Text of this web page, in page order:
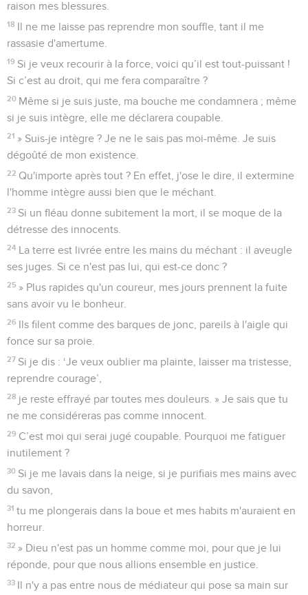
raison mes blessures.
18 Il ne me laisse pas reprendre mon souffle, tant il me
rassasie d'amertume.
19 Si je veux recourir à la force, voici qu’il est tout-puissant !
Si c’est au droit, qui me fera comparaître ?
20 Même si je suis juste, ma bouche me condamnera ; même
si je suis intègre, elle me déclarera coupable.
21 » Suis-je intègre ? Je ne le sais pas moi-même. Je suis
dégoûté de mon existence.
22 Qu'importe après tout ? En effet, j'ose le dire, il extermine
l'homme intègre aussi bien que le méchant.
23 Si un fléau donne subitement la mort, il se moque de la
détresse des innocents.
24 La terre est livrée entre les mains du méchant : il aveugle
ses juges. Si ce n'est pas lui, qui est-ce donc ?
25 » Plus rapides qu'un coureur, mes jours prennent la fuite
sans avoir vu le bonheur.
26 Ils filent comme des barques de jonc, pareils à l'aigle qui
fonce sur sa proie.
27 Si je dis : ‘Je veux oublier ma plainte, laisser ma tristesse,
reprendre courage’,
28 je reste effrayé par toutes mes douleurs. » Je sais que tu
ne me considéreras pas comme innocent.
29 C’est moi qui serai jugé coupable. Pourquoi me fatiguer
inutilement ?
30 Si je me lavais dans la neige, si je purifiais mes mains avec
du savon,
31 tu me plongerais dans la boue et mes habits m'auraient en
horreur.
32 » Dieu n'est pas un homme comme moi, pour que je lui
réponde, pour que nous allions ensemble en justice.
33 Il n'y a pas entre nous de médiateur qui pose sa main sur